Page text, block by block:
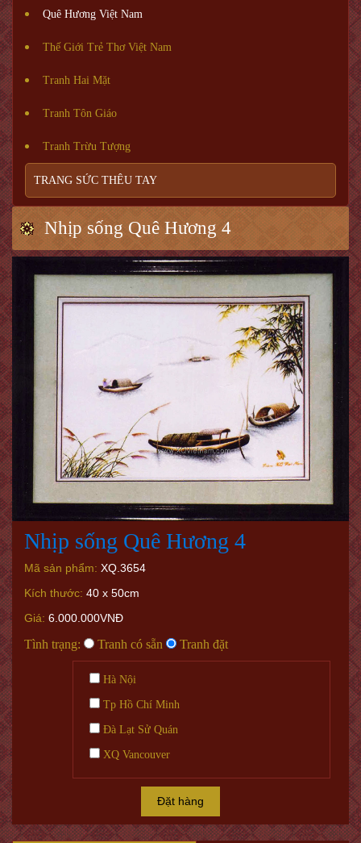
Quê Hương Việt Nam
Thế Giới Trẻ Thơ Việt Nam
Tranh Hai Mặt
Tranh Tôn Giáo
Tranh Trừu Tượng
TRANG SỨC THÊU TAY
Nhịp sống Quê Hương 4
Nhịp sống Quê Hương 4
Mã sản phẩm: XQ.3654
Kích thước: 40 x 50cm
Giá: 6.000.000VNĐ
Tình trạng: Tranh có sẵn Tranh đặt
Hà Nội
Tp Hồ Chí Minh
Đà Lạt Sử Quán
XQ Vancouver
Đặt hàng